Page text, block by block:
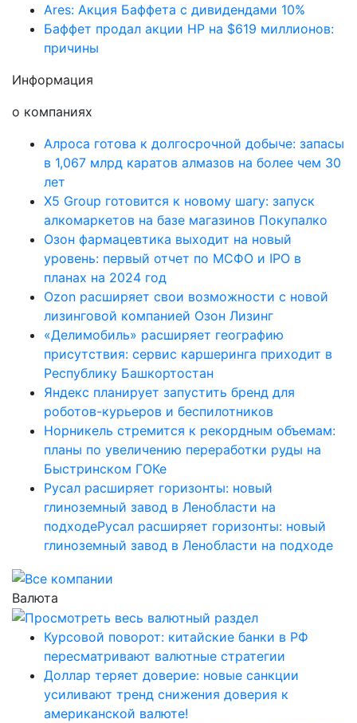
Ares: Акция Баффета с дивидендами 10%
Баффет продал акции HP на $619 миллионов:
причины
Информация
о компаниях
Алроса готова к долгосрочной добыче: запасы
в 1,067 млрд каратов алмазов на более чем 30
лет
X5 Group готовится к новому шагу: запуск
алкомаркетов на базе магазинов Покупалко
Озон фармацевтика выходит на новый
уровень: первый отчет по МСФО и IPO в
планах на 2024 год
Ozon расширяет свои возможности с новой
лизинговой компанией Озон Лизинг
«Делимобиль» расширяет географию
присутствия: сервис каршеринга приходит в
Республику Башкортостан
Яндекс планирует запустить бренд для
роботов-курьеров и беспилотников
Норникель стремится к рекордным объемам:
планы по увеличению переработки руды на
Быстринском ГОКе
Русал расширяет горизонты: новый
глиноземный завод в Ленобласти на
подходеРусал расширяет горизонты: новый
глиноземный завод в Ленобласти на подходе
Валюта
Курсовой поворот: китайские банки в РФ
пересматривают валютные стратегии
Доллар теряет доверие: новые санкции
усиливают тренд снижения доверия к
американской валюте!